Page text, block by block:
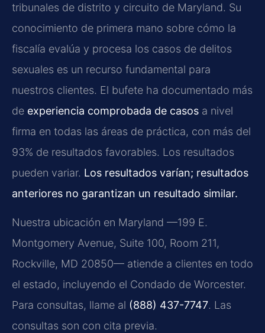
tribunales de distrito y circuito de Maryland. Su
conocimiento de primera mano sobre cómo la
fiscalía evalúa y procesa los casos de delitos
sexuales es un recurso fundamental para
nuestros clientes. El bufete ha documentado más
de experiencia comprobada de casos a nivel
firma en todas las áreas de práctica, con más del
93% de resultados favorables. Los resultados
pueden variar. Los resultados varían; resultados
anteriores no garantizan un resultado similar.
Nuestra ubicación en Maryland —199 E.
Montgomery Avenue, Suite 100, Room 211,
Rockville, MD 20850— atiende a clientes en todo
el estado, incluyendo el Condado de Worcester.
Para consultas, llame al (888) 437-7747. Las
consultas son con cita previa.